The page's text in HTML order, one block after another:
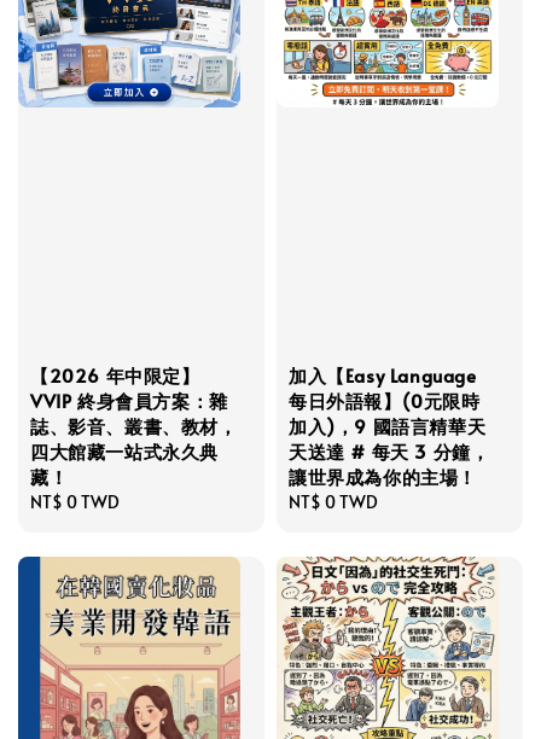
【2026 年中限定】
VVIP 終身會員方案：雜
誌、影音、叢書、教材，
四大館藏一站式永久典
藏！
Regular
NT$ 0 TWD
加入【Easy Language
每日外語報】(0元限時
加入)，9 國語言精華天
天送達 # 每天 3 分鐘，
讓世界成為你的主場！
Regular
NT$ 0 TWD